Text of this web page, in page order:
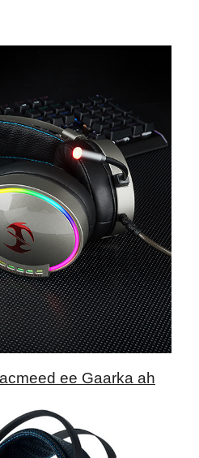
ee Gaarka ah